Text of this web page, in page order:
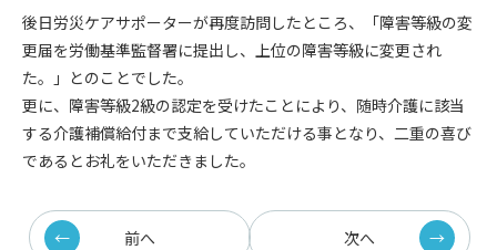
後日労災ケアサポーターが再度訪問したところ、「障害等級の変
更届を労働基準監督署に提出し、上位の障害等級に変更され
た。」とのことでした。
更に、障害等級2級の認定を受けたことにより、随時介護に該当
する介護補償給付まで支給していただける事となり、二重の喜び
であるとお礼をいただきました。
前へ 次へ